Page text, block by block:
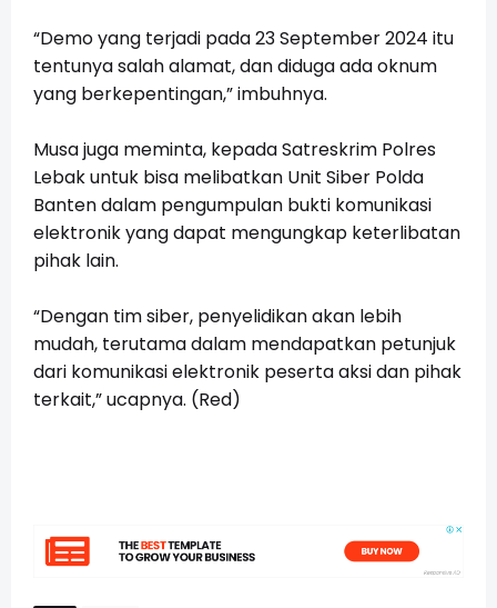
“Demo yang terjadi pada 23 September 2024 itu
tentunya salah alamat, dan diduga ada oknum
yang berkepentingan,” imbuhnya.
Musa juga meminta, kepada Satreskrim Polres
Lebak untuk bisa melibatkan Unit Siber Polda
Banten dalam pengumpulan bukti komunikasi
elektronik yang dapat mengungkap keterlibatan
pihak lain.
“Dengan tim siber, penyelidikan akan lebih
mudah, terutama dalam mendapatkan petunjuk
dari komunikasi elektronik peserta aksi dan pihak
terkait,” ucapnya. (Red)